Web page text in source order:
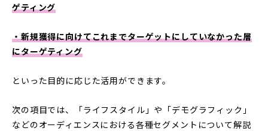
ゲティング
・新規獲得に向けてこれまでターゲットにしていなかった層
にターゲティング
といった目的に応じた活用ができます。
次の項目では、「ライフスタイル」や「デモグラフィック」
などのオーディエンスにおける各種セグメントについて解説